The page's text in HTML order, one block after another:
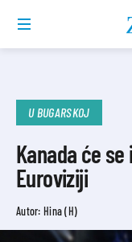
U BUGARSKOJ
Kanada će
Euroviziji
Autor: Hina (H)